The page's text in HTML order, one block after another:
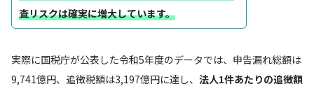
査リスクは確実に増大しています。
実際に国税庁が公表した令和5年度のデータでは、申告漏れ総額は
9,741億円、追徴税額は3,197億円に達し、 法人1件あたりの追徴額